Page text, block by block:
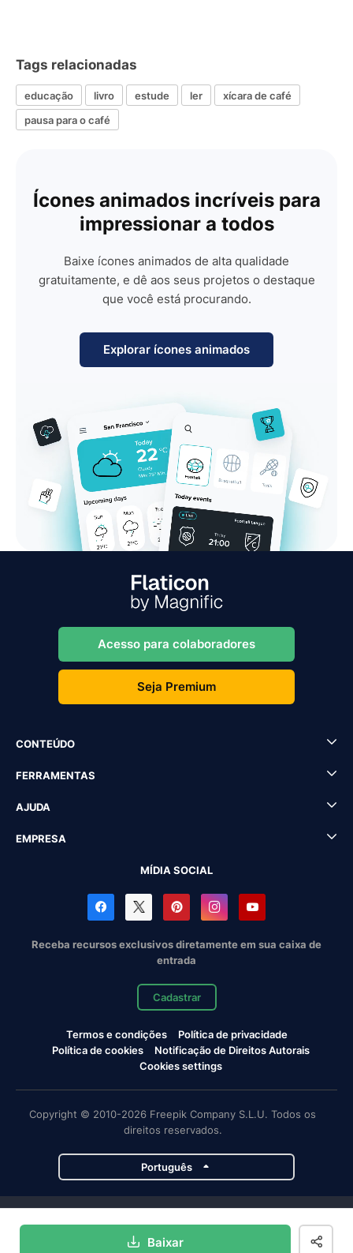
Baixar
Tags relacionadas
educação livro estude ler
xícara de café
pausa para o café
Ícones animados incríveis para
impressionar a todos
Baixe ícones animados de alta qualidade
gratuitamente, e dê aos seus projetos o destaque
que você está procurando.
Explorar ícones animados
Acesso para colaboradores
Seja Premium
CONTEÚDO
FERRAMENTAS
AJUDA
EMPRESA
MÍDIA SOCIAL
Receba recursos exclusivos diretamente em sua caixa de
entrada
Cadastrar
Termos e condições
Política de privacidade
Política de cookies
Notificação de Direitos Autorais
Cookies settings
Copyright © 2010-2026 Freepik Company S.L.U. Todos os
direitos reservados.
Português